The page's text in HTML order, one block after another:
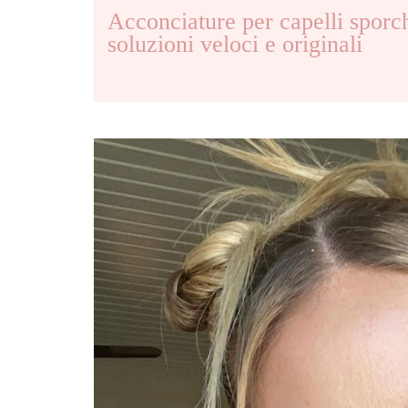
Acconciature per capelli
soluzioni veloci e originali